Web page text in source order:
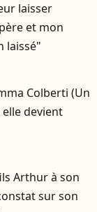
laisser
et mon
laissé"
Colberti (Un
elle devient
Arthur à son
sur son